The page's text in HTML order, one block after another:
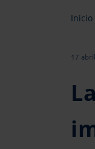
Inicio
17